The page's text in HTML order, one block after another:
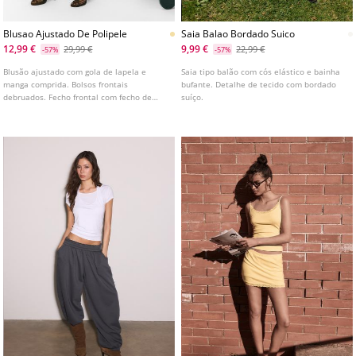
Blusao Ajustado De Polipele
12,99 €
-57% 29,99 €
Blusão ajustado com gola de lapela e
manga comprida. Bolsos frontais
debruados. Fecho frontal com fecho de
Saia Balao Bordado Suico
9,99 €
-57% 22,99 €
Saia tipo balão com cós elástico e bainha
bufante. Detalhe de tecido com bordado
suíço.